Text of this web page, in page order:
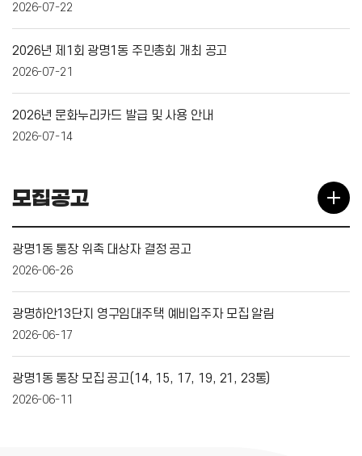
2026-07-22
2026년 제1회 광명1동 주민총회 개최 공고
2026-07-21
2026년 문화누리카드 발급 및 사용 안내
2026-07-14
모집공고
광명1동 통장 위촉 대상자 결정 공고
2026-06-26
광명하안13단지 영구임대주택 예비입주자 모집 알림
2026-06-17
광명1동 통장 모집 공고(14, 15, 17, 19, 21, 23통)
2026-06-11